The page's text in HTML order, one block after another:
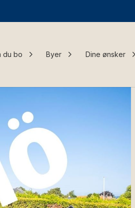
du bo Byer Dine ønsker